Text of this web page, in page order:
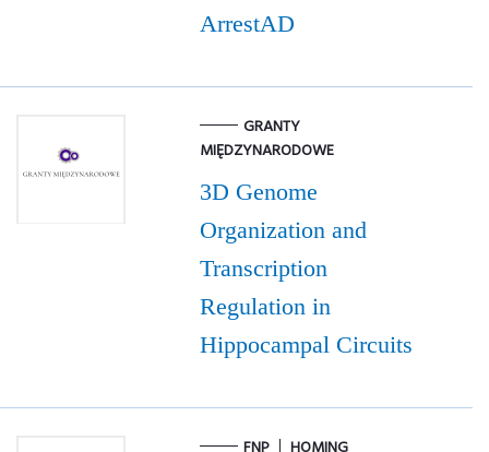
ArrestAD
GRANTY
MIĘDZYNARODOWE
3D Genome
Organization and
Transcription
Regulation in
Hippocampal Circuits